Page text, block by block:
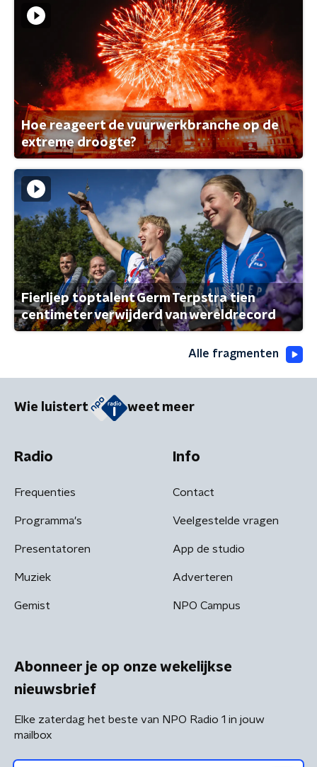
Hoe reageert de vuurwerkbranche op de
extreme droogte?
Fierljep toptalent Germ Terpstra tien
centimeter verwijderd van wereldrecord
Alle fragmenten
Wie luistert weet meer
Radio
Frequenties
Programma's
Presentatoren
Muziek
Gemist
Info
Contact
Veelgestelde vragen
App de studio
Adverteren
NPO Campus
Abonneer je op onze wekelijkse
nieuwsbrief
Elke zaterdag het beste van NPO Radio 1 in jouw
mailbox